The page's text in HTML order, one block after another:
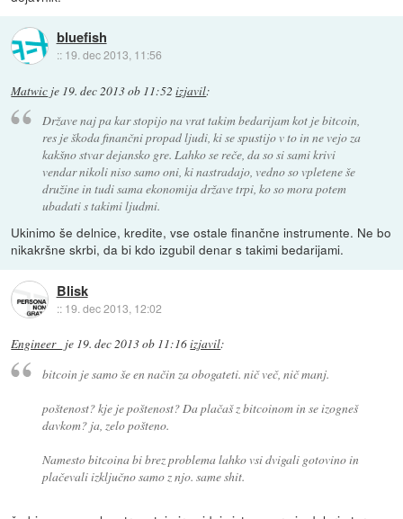
bluefish
:: 19. dec 2013, 11:56
Matwic je 19. dec 2013 ob 11:52 izjavil:
Države naj pa kar stopijo na vrat takim bedarijam kot je bitcoin,
res je škoda finančni propad ljudi, ki se spustijo v to in ne vejo za
kakšno stvar dejansko gre. Lahko se reče, da so si sami krivi
vendar nikoli niso samo oni, ki nastradajo, vedno so vpletene še
družine in tudi sama ekonomija države trpi, ko so mora potem
ubadati s takimi ljudmi.
Ukinimo še delnice, kredite, vse ostale finančne instrumente. Ne bo
nikakršne skrbi, da bi kdo izgubil denar s takimi bedarijami.
Blisk
:: 19. dec 2013, 12:02
Engineer_ je 19. dec 2013 ob 11:16izjavil:
bitcoin je samo še en način za obogateti. nič več, nič manj.
poštenost? kje je poštenost? Da plačaš z bitcoinom in se izogneš
davkom? ja, zelo pošteno.
Namesto bitcoina bi brez problema lahko vsi dvigali gotovino in
plačevali izključno samo z njo. same shit.